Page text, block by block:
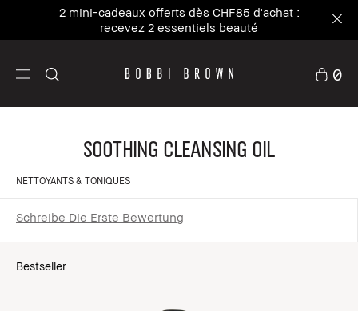
2 mini-cadeaux offerts dès CHF85 d'achat :
recevez 2 essentiels beauté
0
Soothing Cleansing Oil
NETTOYANTS & TONIQUES
Schreibe Die Erste Bewertung
Bestseller